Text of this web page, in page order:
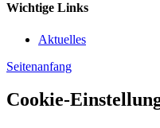
Wichtige Links
Aktuelles
Seitenanfang
Cookie-